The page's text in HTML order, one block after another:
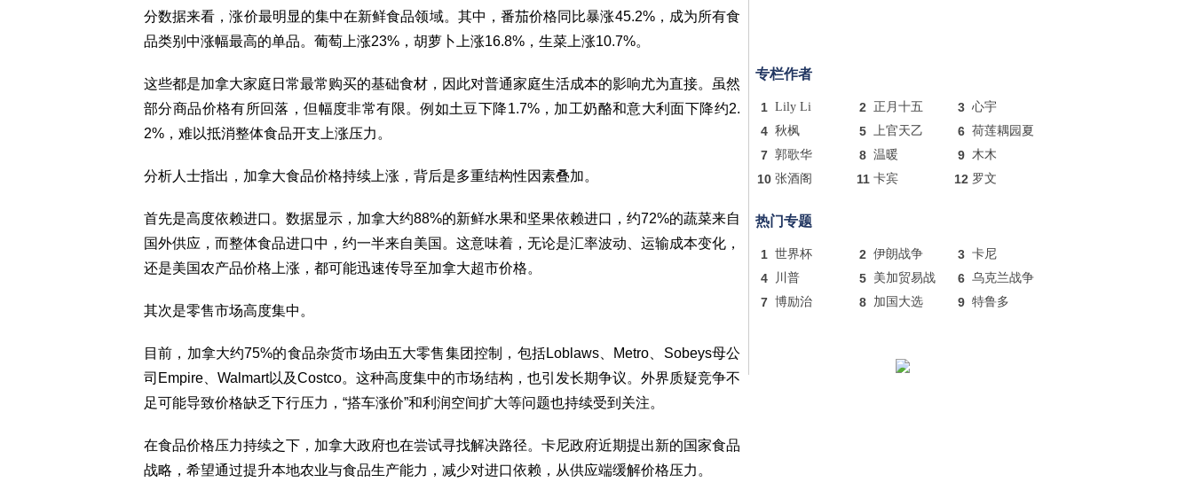
分数据来看，涨价最明显的集中在新鲜食品领域。其中，番茄价格同比暴涨45.2%，成为所有食
品类别中涨幅最高的单品。葡萄上涨23%，胡萝卜上涨16.8%，生菜上涨10.7%。
这些都是加拿大家庭日常最常购买的基础食材，因此对普通家庭生活成本的影响尤为直接。虽然
部分商品价格有所回落，但幅度非常有限。例如土豆下降1.7%，加工奶酪和意大利面下降约2.
2%，难以抵消整体食品开支上涨压力。
分析人士指出，加拿大食品价格持续上涨，背后是多重结构性因素叠加。
首先是高度依赖进口。数据显示，加拿大约88%的新鲜水果和坚果依赖进口，约72%的蔬菜来自
国外供应，而整体食品进口中，约一半来自美国。这意味着，无论是汇率波动、运输成本变化，
还是美国农产品价格上涨，都可能迅速传导至加拿大超市价格。
其次是零售市场高度集中。
目前，加拿大约75%的食品杂货市场由五大零售集团控制，包括Loblaws、Metro、Sobeys母公
司Empire、Walmart以及Costco。这种高度集中的市场结构，也引发长期争议。外界质疑竞争不
足可能导致价格缺乏下行压力，“搭车涨价”和利润空间扩大等问题也持续受到关注。
在食品价格压力持续之下，加拿大政府也在尝试寻找解决路径。卡尼政府近期提出新的国家食品
战略，希望通过提升本地农业与食品生产能力，减少对进口依赖，从供应端缓解价格压力。
专栏作者
1 Lily Li 2 正月十五 3 心宇
4 秋枫 5 上官天乙 6 荷莲耦园夏
7 郭歌华 8 温暖 9 木木
10 张酒阁 11 卡宾 12 罗文
热门专题
1 世界杯 2 伊朗战争 3 卡尼
4 川普 5 美加贸易战 6 乌克兰战争
7 博励治 8 加国大选 9 特鲁多